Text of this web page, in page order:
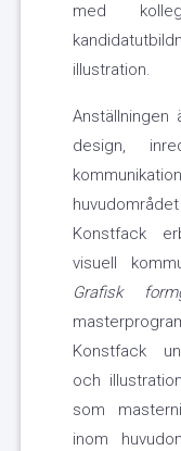
med
illustration.
design,
Konstfack
visuell
Grafisk
Konstfack
och
som
inom